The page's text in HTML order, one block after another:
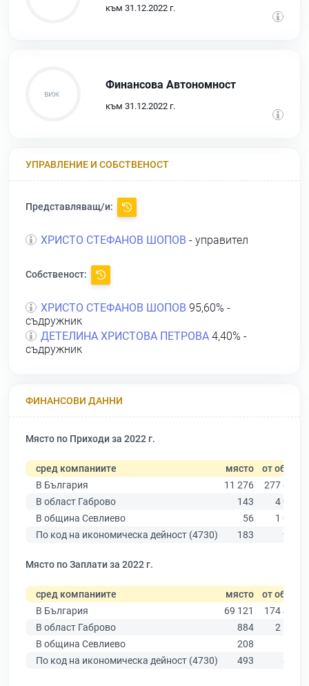
към 31.12.2022 г.
Финансова Автономност
към 31.12.2022 г.
УПРАВЛЕНИЕ И СОБСТВЕНОСТ
Представляващ/и:
ХРИСТО СТЕФАНОВ ШОПОВ - управител
Собственост:
ХРИСТО СТЕФАНОВ ШОПОВ 95,60% -
съдружник
ДЕТЕЛИНА ХРИСТОВА ПЕТРОВА 4,40% -
съдружник
ФИНАНСОВИ ДАННИ
Място по Приходи за 2022 г.
сред компаниите място от общо
В България
11 276
277 019
В област Габрово
143
4 019
В община Севлиево
56
1 006
По код на икономическа дейност (4730)
183 974
Място по Заплати за 2022 г.
сред компаниите място от общо
В България
69 121
174 403
В област Габрово
884
2 514
В община Севлиево
208
По код на икономическа дейност (4730)
493 863